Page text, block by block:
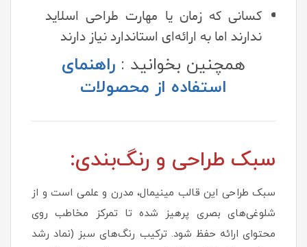
کسانی که زمان یا مهارت طراحی اسلاید
ندارند اما به ارائه‌ای استاندارد نیاز دارند
همچنین بخوانید : راهنمای
استفاده از محصولات
سبک طراحی و رنگ‌بندی:
سبک طراحی این قالب مینیمال، مدرن و علمی است و از
شلوغی‌های بصری پرهیز شده تا تمرکز مخاطب روی
محتوای ارائه حفظ شود. ترکیب رنگ‌های سبز (نماد رشد